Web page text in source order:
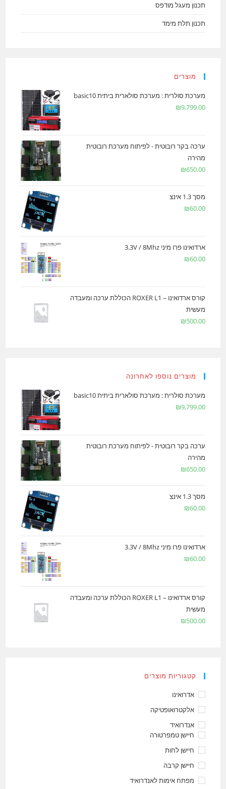
תכנון מעגל מודפס
תכנון תלת מימד
מוצרים
מערכת סולרית : מערכת סולארית ביתית basic10
₪9,799.00
ערכה בקר רובוטית - לפיתוח מערכת רובוטית
מהירה
₪650.00
מסך 1.3 אינצ
₪60.00
ארדואינו פרו מיני 3.3V / 8Mhz
₪60.00
קורס ארדואינו – ROXER L1 הכוללת ערכה ומעבדה
מעשית
₪500.00
מוצרים נוספו לאחרונה
מערכת סולרית : מערכת סולארית ביתית basic10
₪9,799.00
ערכה בקר רובוטית - לפיתוח מערכת רובוטית
מהירה
₪650.00
מסך 1.3 אינצ
₪60.00
ארדואינו פרו מיני 3.3V / 8Mhz
₪60.00
קורס ארדואינו – ROXER L1 הכוללת ערכה ומעבדה
מעשית
₪500.00
קטגוריות מוצרים
אדרואינו
אלקטרואופטיקה
אנדרואיד
חיישן טמפרטורה
חיישן לחות
חיישן קרבה
מפתח אימות לאנדרואיד